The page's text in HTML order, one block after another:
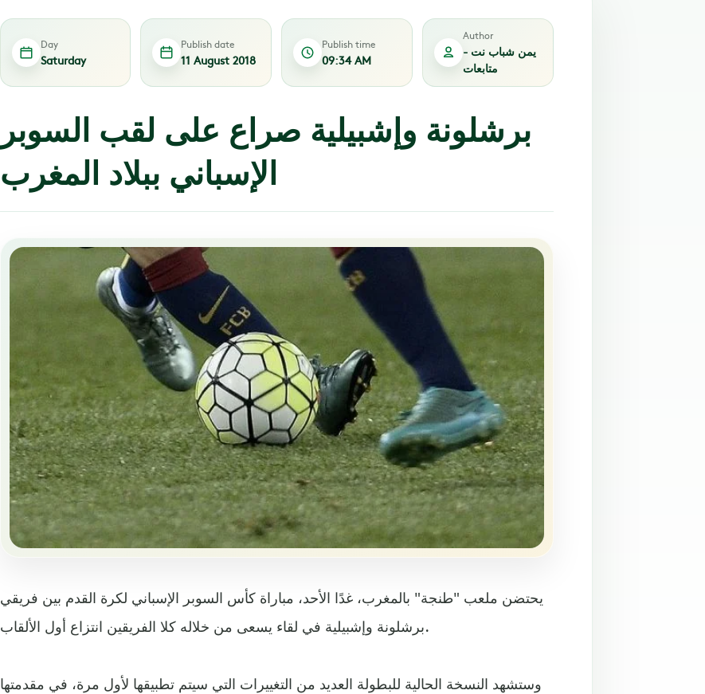
Day
Saturday
Publish date
11 August 2018
Publish time
09:34 AM
Author
يمن شباب نت -
متابعات
برشلونة وإشبيلية صراع على لقب السوبر
الإسباني ببلاد المغرب
يحتضن ملعب "طنجة" بالمغرب، غدًا الأحد، مباراة كأس السوبر الإسباني لكرة القدم بين فريقي
برشلونة وإشبيلية في لقاء يسعى من خلاله كلا الفريقين انتزاع أول الألقاب.
وستشهد النسخة الحالية للبطولة العديد من التغييرات التي سيتم تطبيقها لأول مرة، في مقدمتها